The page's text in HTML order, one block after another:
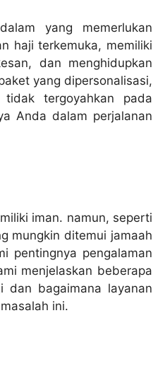
yang memerlukan
haji terkemuka, memiliki
dan menghidupkan
yang dipersonalisasi,
tergoyahkan pada
Anda dalam perjalanan
iman. namun, seperti
mungkin ditemui jamaah
pentingnya pengalaman
menjelaskan beberapa
dan bagaimana layanan
ini.